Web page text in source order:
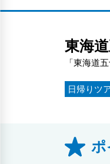
東海
「東海道
日帰りツ
ポ